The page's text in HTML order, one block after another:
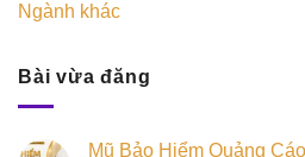
Ngành khác
Bài vừa đăng
Mũ Bảo Hiểm Quảng